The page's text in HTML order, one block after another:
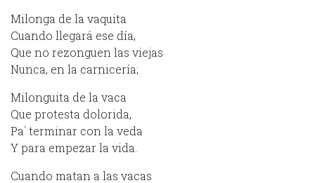
Milonga de la vaquita
Cuando llegará ese día,
Que no rezonguen las viejas
Nunca, en la carnicería;
Milonguita de la vaca
Que protesta dolorida,
Pa´ terminar con la veda
Y para empezar la vida.
Cuando matan a las vacas